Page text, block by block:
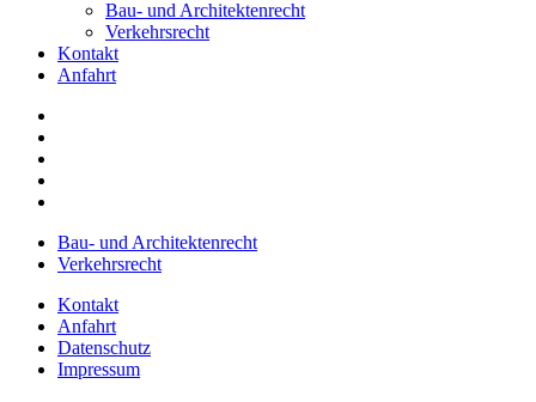
Bau- und Architektenrecht
Verkehrsrecht
Kontakt
Anfahrt
Bau- und Architektenrecht
Verkehrsrecht
Kontakt
Anfahrt
Datenschutz
Impressum